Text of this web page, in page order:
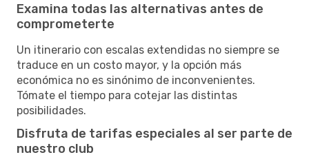
Examina todas las alternativas antes de
comprometerte
Un itinerario con escalas extendidas no siempre se
traduce en un costo mayor, y la opción más
económica no es sinónimo de inconvenientes.
Tómate el tiempo para cotejar las distintas
posibilidades.
Disfruta de tarifas especiales al ser parte de
nuestro club